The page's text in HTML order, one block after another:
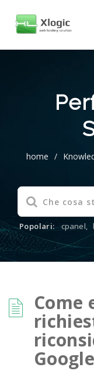
home /
Popolari: cpanel,
Come
Google